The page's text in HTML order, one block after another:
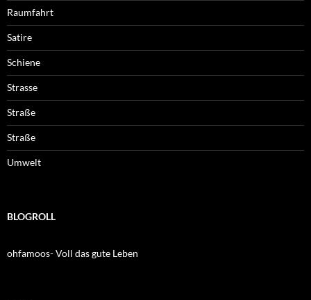
Raumfahrt
Satire
Schiene
Strasse
Straße
Straße
Umwelt
BLOGROLL
ohfamoos- Voll das gute Leben